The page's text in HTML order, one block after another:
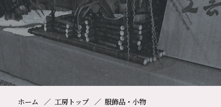
ホーム 工房トップ
服飾品・小物